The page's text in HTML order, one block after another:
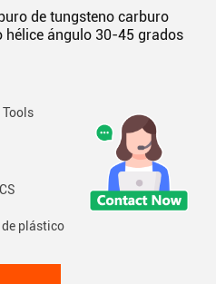
de tungsteno carburo
hélice ángulo 30-45 grados
Tools
de plástico